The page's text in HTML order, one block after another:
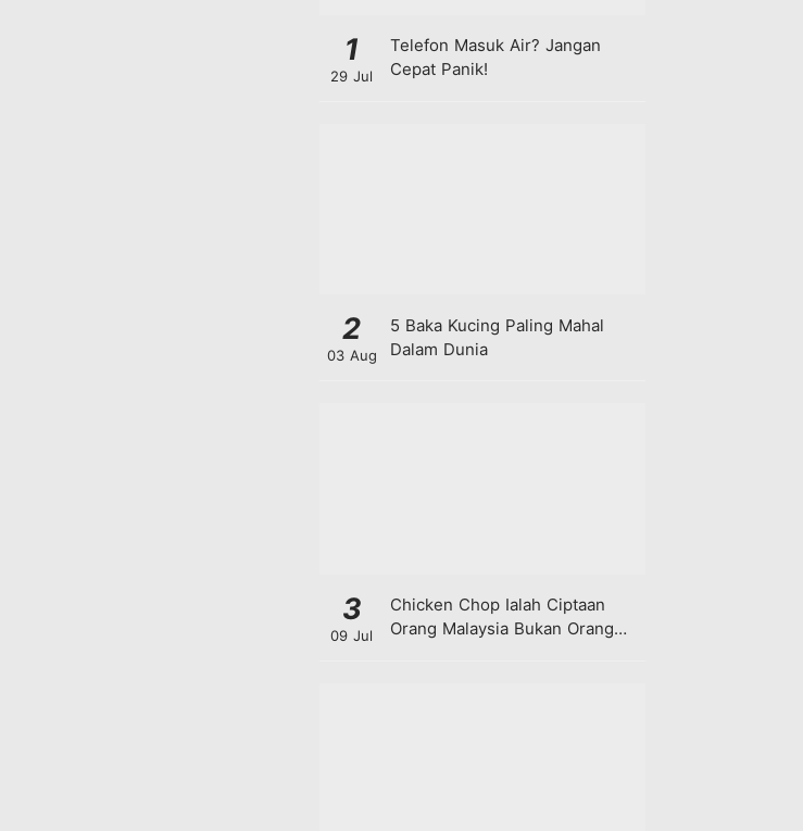
1
29 Jul
Telefon Masuk Air? Jangan
Cepat Panik!
2
03 Aug
5 Baka Kucing Paling Mahal
Dalam Dunia
3
09 Jul
Chicken Chop Ialah Ciptaan
Orang Malaysia Bukan Orang